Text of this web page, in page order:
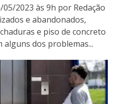
2023 às 9h por Redação
e abandonados,
e piso de concreto
alguns dos problemas...